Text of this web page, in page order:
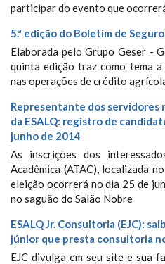
participar do evento que
5.ª edição do Boletim de
Elaborada pelo Grupo Geser -
quinta edição traz como tema
nas operações de crédito
Representante dos servidores
da ESALQ: registro de
junho de 2014
As inscrições dos
Acadêmica (ATAC), localizada
eleição ocorrerá no dia 25 de
no saguão do Salão Nobre
ESALQ Jr. Consultoria (EJC):
júnior que presta consultoria
EJC divulga em seu site e sua